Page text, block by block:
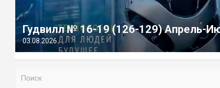
Гудвилл № 16-19 (126-129) Апрель-
03.08.2026